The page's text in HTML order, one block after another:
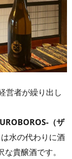
営者が繰り出し
（ザ
は水の代わりに酒
貴醸酒です。